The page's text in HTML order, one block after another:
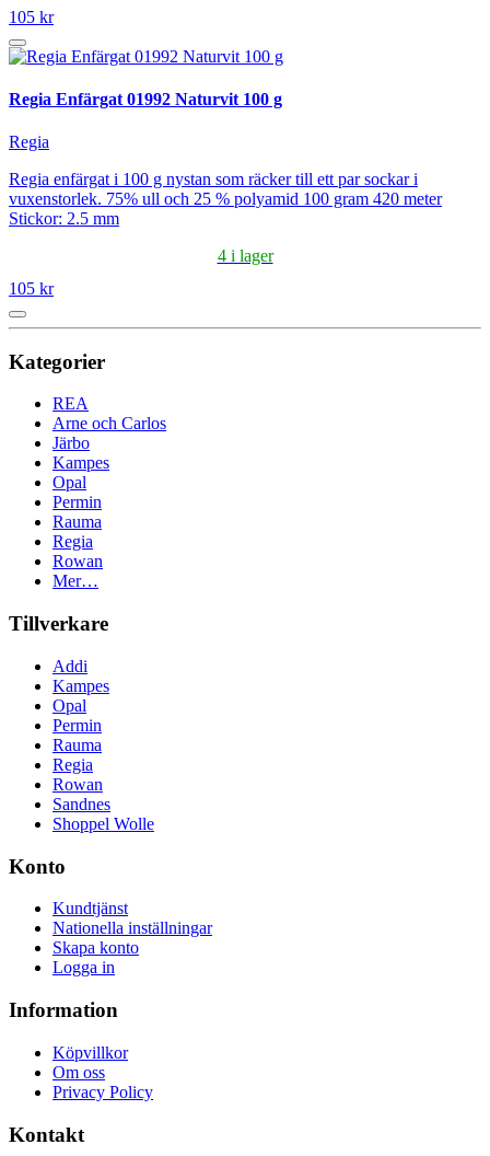
105 kr
Regia Enfärgat 01992 Naturvit 100 g
Regia
Regia enfärgat i 100 g nystan som räcker till ett par sockar i
vuxenstorlek. 75% ull och 25 % polyamid 100 gram 420 meter
Stickor: 2.5 mm
4 i lager
105 kr
Kategorier
REA
Arne och Carlos
Järbo
Kampes
Opal
Permin
Rauma
Regia
Rowan
Mer…
Tillverkare
Addi
Kampes
Opal
Permin
Rauma
Regia
Rowan
Sandnes
Shoppel Wolle
Konto
Kundtjänst
Nationella inställningar
Skapa konto
Logga in
Information
Köpvillkor
Om oss
Privacy Policy
Kontakt